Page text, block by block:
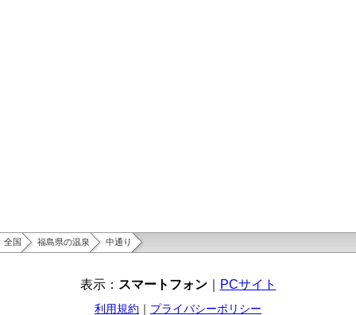
全国 福島県の温泉 中通り
表示： スマートフォン｜ PCサイト
利用規約 ｜ プライバシーポリシー